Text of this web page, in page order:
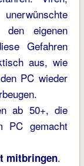
den eigenen
Gefahren
aus, wie
PC wieder
ab 50+, die
PC gemacht
mitbringen.